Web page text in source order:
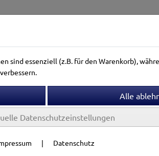
Aquarienwelt Terrarienwelt
sind essenziell (z.B. für den Warenkorb),
Datenschutzeinstellungen
| Datenschutz